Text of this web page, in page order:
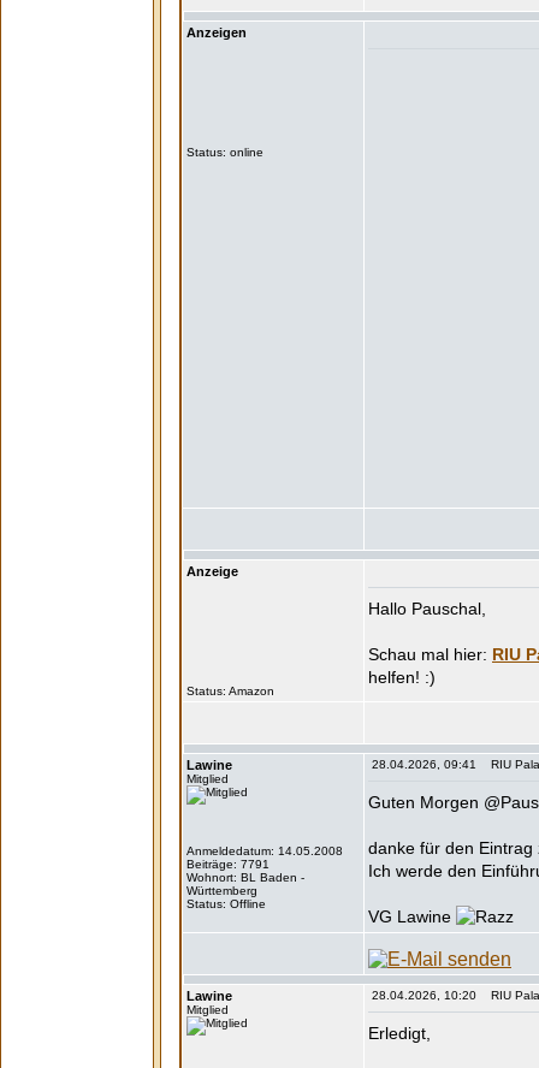
Anzeigen
Status: online
Anzeige
Status:
Hallo Pauschal,
RIU
Lawine
Mitglied
Anmeldedatum: 14.05.2008
Beiträge: 7791
Wohnort: BL Baden -
Württemberg
Status: Offline
28.04.2026, 09:41 RIU
Guten Morgen
danke für den
Ich werde den
VG Lawine
Lawine
Mitglied
28.04.2026, 10:20 RIU
Erledigt,